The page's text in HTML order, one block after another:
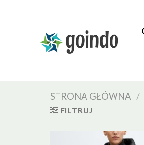
STRONA GŁÓWNA /
FILTRUJ